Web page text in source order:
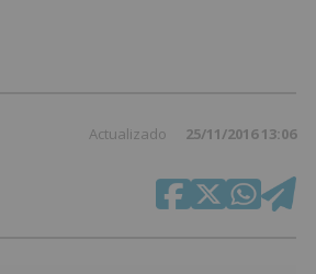
Actualizado 25/11/2016 13:06